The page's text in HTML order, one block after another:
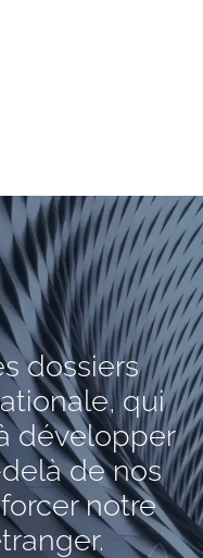
dossiers
qui
développer
de nos
notre